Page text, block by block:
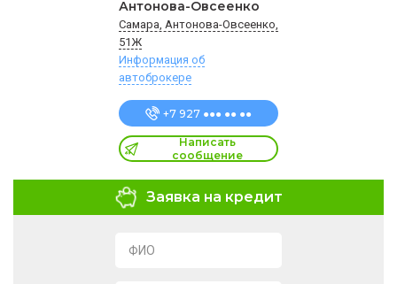
Антонова-Овсеенко
Самара, Антонова-Овсеенко,
51Ж
Информация об
автоброкере
+7 927 ●●● ●● ●●
Написать
сообщение
Заявка на кредит
ФИО